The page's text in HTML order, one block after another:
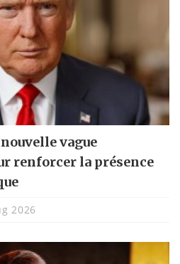
vague
renforcer la présence
2026